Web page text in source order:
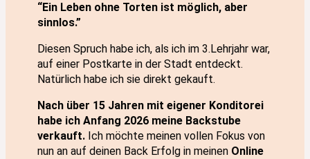
“Ein Leben ohne Torten ist möglich, aber
sinnlos.”
Diesen Spruch habe ich, als ich im 3.Lehrjahr war,
auf einer Postkarte in der Stadt entdeckt.
Natürlich habe ich sie direkt gekauft.
Nach über 15 Jahren mit eigener Konditorei
habe ich Anfang 2026 meine Backstube
verkauft. Ich möchte meinen vollen Fokus von
nun an auf deinen Back Erfolg in meinen Online